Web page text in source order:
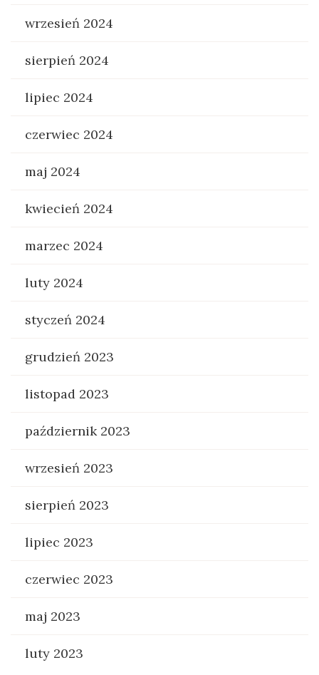
wrzesień 2024
sierpień 2024
lipiec 2024
czerwiec 2024
maj 2024
kwiecień 2024
marzec 2024
luty 2024
styczeń 2024
grudzień 2023
listopad 2023
październik 2023
wrzesień 2023
sierpień 2023
lipiec 2023
czerwiec 2023
maj 2023
luty 2023